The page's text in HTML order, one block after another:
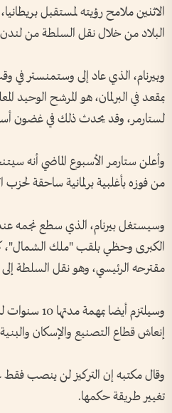
الاثنين ملامح رؤيته لمستقبل
البلاد من خلال نقل السلطة من لندن
وبيرنام، الذي عاد ⁠إلى وستمنستر
بمقعد في البرلمان، هو المرشح الوحيد
لستارمر، ‌وقد يحدث ذلك في غضون
وأعلن ستارمر الأسبوع الماضي أنه
من فوزه بأغلبية برلمانية ساحقة
وسيستغل بيرنام، ‌الذي سطع نجمه
الكبرى وحظي بلقب "ملك الشمال"،
‌مقترحه الرئيسي، وهو ​نقل السلطة إلى
وسيلتزم
إنعاش قطاع التصنيع ​والإسكان
وقال مكتبه إن التركيز لن ينصب
⁠تغيير طريقة حكمها.